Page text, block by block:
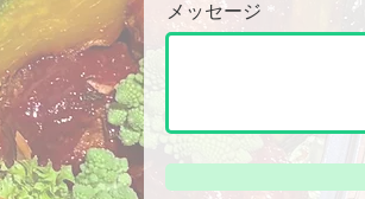
メッセージ